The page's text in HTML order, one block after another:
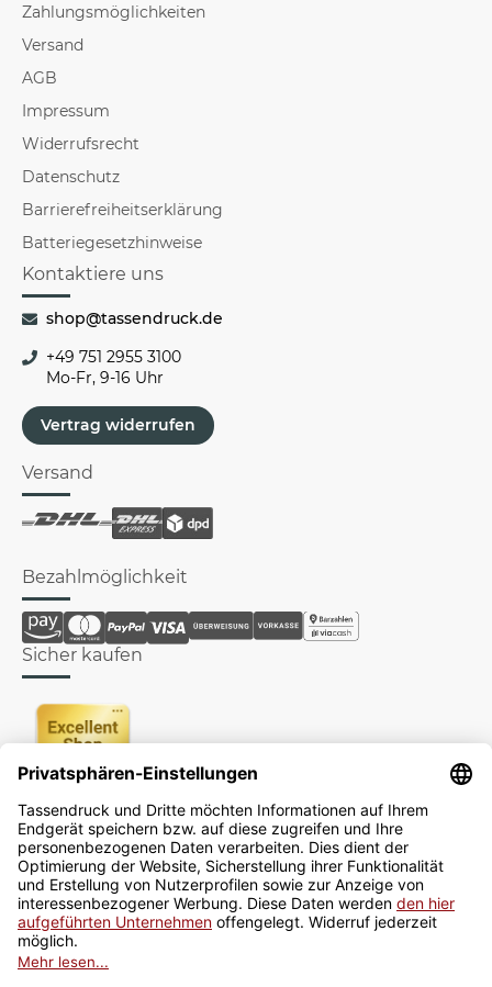
Zahlungsmöglichkeiten
Versand
AGB
Impressum
Widerrufsrecht
Datenschutz
Barrierefreiheitserklärung
Batteriegesetzhinweise
Kontaktiere uns
shop@tassendruck.de
+49 751 2955 3100
Mo-Fr, 9-16 Uhr
Vertrag widerrufen
Versand
Bezahlmöglichkeit
Sicher kaufen
Newsletter